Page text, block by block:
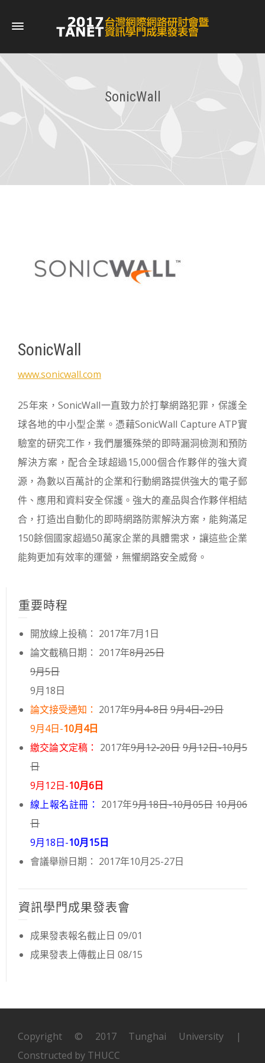
SonicWall
SonicWall
www.sonicwall.com
25年來，SonicWall一直致力於打擊網路犯罪，保護全
球各地的中小型企業。憑藉SonicWall Capture ATP實
驗室的研究工作，我們屢獲殊榮的即時漏洞檢測和預防
解決方案，配合全球超過15,000個合作夥伴的強大資
源，為數以百萬計的企業和行動網路提供強大的電子郵
件、應用和資料安全保護。強大的產品與合作夥伴相結
合，打造出自動化的即時網路防禦解決方案，能夠滿足
150餘個國家超過50萬家企業的具體需求，讓這些企業
能夠更加有效率的運營，無懼網路安全威脅。
重要時程
開放線上投稿： 2017年7月1日
論文截稿日期： 2017年8月25日
9月5日
9月18日
論文接受通知： 2017年9月4-8日9月4日-29日
9月4日-10月4日
繳交論文定稿： 2017年9月12-20日9月12日-10月5
日
9月12日-10月6日
線上報名註冊： 2017年9月18日-10月05日 10月06
日
9月18日-10月15日
會議舉辦日期： 2017年10月25-27日
資訊學門成果發表會
成果發表報名截止日 09/01
成果發表上傳截止日 08/15
Copyright © 2017 Tunghai University |
Constructed by THUCC